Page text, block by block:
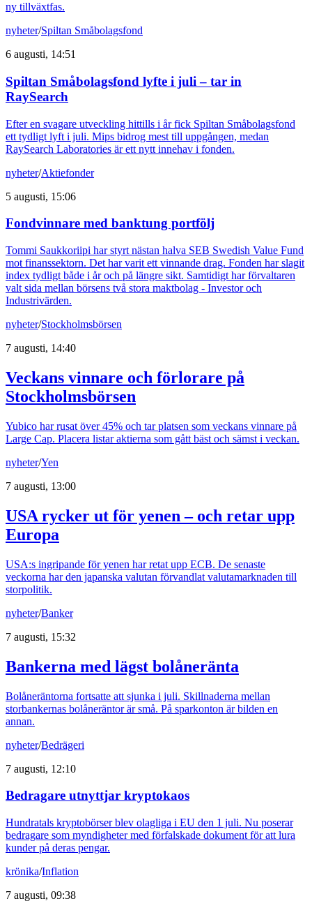
ny tillväxtfas.
nyheter/Spiltan Småbolagsfond
6 augusti, 14:51
Spiltan Småbolagsfond lyfte i juli – tar in
RaySearch
Efter en svagare utveckling hittills i år fick Spiltan Småbolagsfond
ett tydligt lyft i juli. Mips bidrog mest till uppgången, medan
RaySearch Laboratories är ett nytt innehav i fonden.
nyheter/Aktiefonder
5 augusti, 15:06
Fondvinnare med banktung portfölj
Tommi Saukkoriipi har styrt nästan halva SEB Swedish Value Fund
mot finanssektorn. Det har varit ett vinnande drag. Fonden har slagit
index tydligt både i år och på längre sikt. Samtidigt har förvaltaren
valt sida mellan börsens två stora maktbolag - Investor och
Industrivärden.
nyheter/Stockholmsbörsen
7 augusti, 14:40
Veckans vinnare och förlorare på
Stockholmsbörsen
Yubico har rusat över 45% och tar platsen som veckans vinnare på
Large Cap. Placera listar aktierna som gått bäst och sämst i veckan.
nyheter/Yen
7 augusti, 13:00
USA rycker ut för yenen – och retar upp
Europa
USA:s ingripande för yenen har retat upp ECB. De senaste
veckorna har den japanska valutan förvandlat valutamarknaden till
storpolitik.
nyheter/Banker
7 augusti, 15:32
Bankerna med lägst bolåneränta
Bolåneräntorna fortsatte att sjunka i juli. Skillnaderna mellan
storbankernas bolåneräntor är små. På sparkonton är bilden en
annan.
nyheter/Bedrägeri
7 augusti, 12:10
Bedragare utnyttjar kryptokaos
Hundratals kryptobörser blev olagliga i EU den 1 juli. Nu poserar
bedragare som myndigheter med förfalskade dokument för att lura
kunder på deras pengar.
krönika/Inflation
7 augusti, 09:38